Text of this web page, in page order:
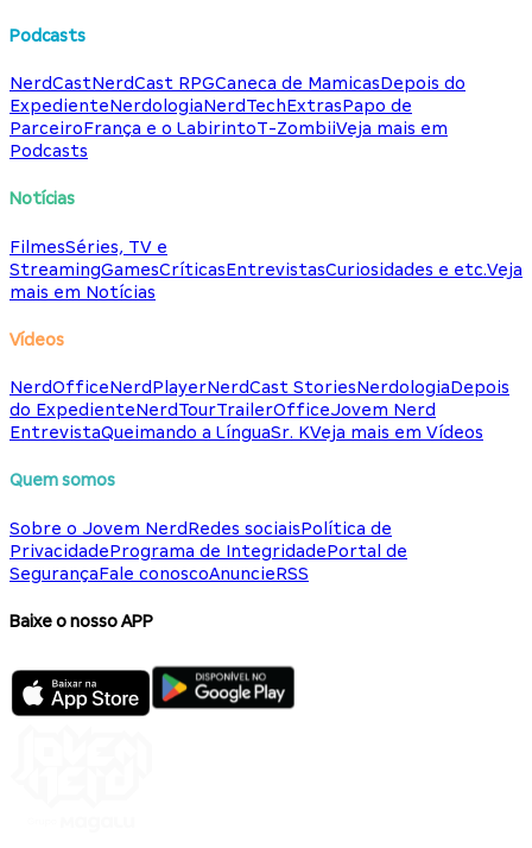
Podcasts
NerdCastNerdCast RPGCaneca de MamicasDepois do
ExpedienteNerdologiaNerdTechExtrasPapo de
ParceiroFrança e o LabirintoT-ZombiiVeja mais em
Podcasts
Notícias
FilmesSéries, TV e
StreamingGamesCríticasEntrevistasCuriosidades e etc.Veja
mais em Notícias
Vídeos
NerdOfficeNerdPlayerNerdCast StoriesNerdologiaDepois
do ExpedienteNerdTourTrailerOfficeJovem Nerd
EntrevistaQueimando a LínguaSr. KVeja mais em Vídeos
Quem somos
Sobre o Jovem NerdRedes sociaisPolítica de
PrivacidadePrograma de IntegridadePortal de
SegurançaFale conoscoAnuncieRSS
Baixe o nosso APP